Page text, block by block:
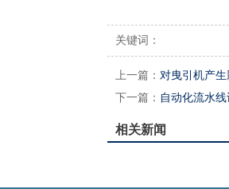
关键词：
上一篇： 对曳引机产
下一篇： 自动化流水
相关新闻